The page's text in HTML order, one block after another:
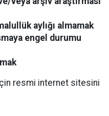
aylığı almamak
engel durumu
resmi internet sitesini